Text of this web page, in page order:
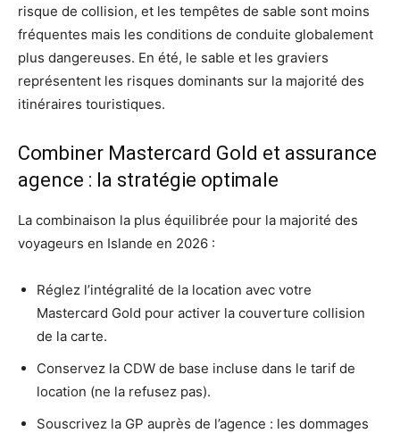
risque de collision, et les tempêtes de sable sont moins
fréquentes mais les conditions de conduite globalement
plus dangereuses. En été, le sable et les graviers
représentent les risques dominants sur la majorité des
itinéraires touristiques.
Combiner Mastercard Gold et assurance
agence : la stratégie optimale
La combinaison la plus équilibrée pour la majorité des
voyageurs en Islande en 2026 :
Réglez l’intégralité de la location avec votre
Mastercard Gold pour activer la couverture collision
de la carte.
Conservez la CDW de base incluse dans le tarif de
location (ne la refusez pas).
Souscrivez la GP auprès de l’agence : les dommages